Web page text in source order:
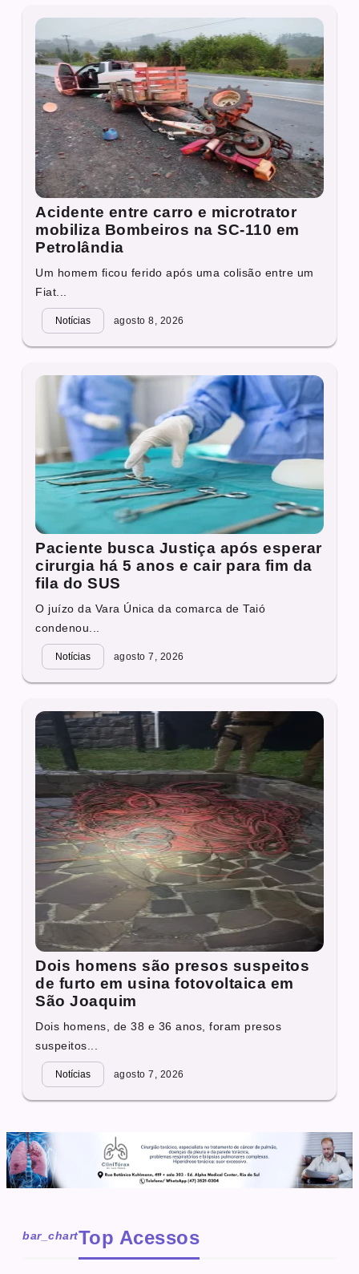
Acidente entre carro e microtrator
mobiliza Bombeiros na SC-110 em
Petrolândia
Um homem ficou ferido após uma colisão entre um
Fiat...
Notícias agosto 8, 2026
Paciente busca Justiça após esperar
cirurgia há 5 anos e cair para fim da
fila do SUS
O juízo da Vara Única da comarca de Taió
condenou...
Notícias agosto 7, 2026
Dois homens são presos suspeitos
de furto em usina fotovoltaica em
São Joaquim
Dois homens, de 38 e 36 anos, foram presos
suspeitos...
Notícias agosto 7, 2026
bar_chartTop Acessos